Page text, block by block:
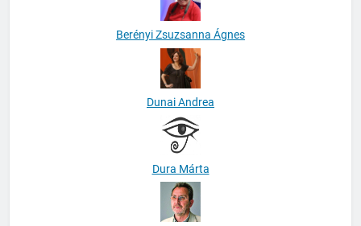
Berényi Zsuzsanna Ágnes
Dunai Andrea
Dura Márta